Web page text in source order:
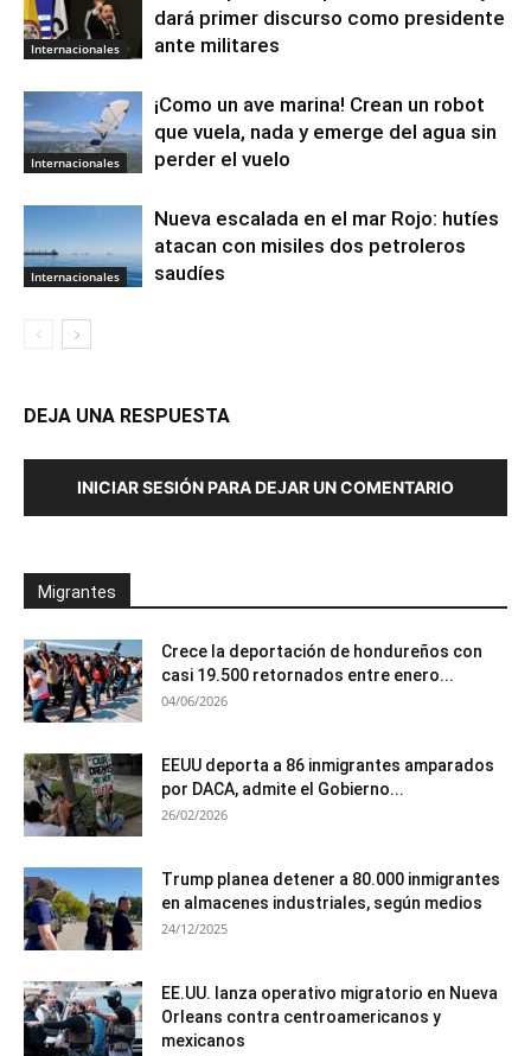
Internacionales
dará primer discurso como presidente
ante militares
Internacionales
¡Como un ave marina! Crean un robot
que vuela, nada y emerge del agua sin
perder el vuelo
Internacionales
Nueva escalada en el mar Rojo: hutíes
atacan con misiles dos petroleros
saudíes
DEJA UNA RESPUESTA
INICIAR SESIÓN PARA DEJAR UN COMENTARIO
Migrantes
Crece la deportación de hondureños con
casi 19.500 retornados entre enero...
04/06/2026
EEUU deporta a 86 inmigrantes amparados
por DACA, admite el Gobierno...
26/02/2026
Trump planea detener a 80.000 inmigrantes
en almacenes industriales, según medios
24/12/2025
EE.UU. lanza operativo migratorio en Nueva
Orleans contra centroamericanos y
mexicanos